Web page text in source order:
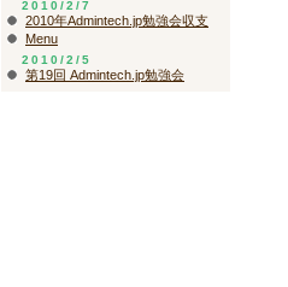
2010/2/7
2010年Admintech.jp勉強会収支
Menu
2010/2/5
第19回 Admintech.jp勉強会